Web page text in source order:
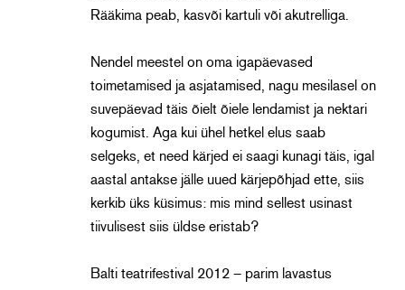
Rääkima peab, kasvõi kartuli või akutrelliga.
Nendel meestel on oma igapäevased
toimetamised ja asjatamised, nagu mesilasel on
suvepäevad täis õielt õiele lendamist ja nektari
kogumist. Aga kui ühel hetkel elus saab
selgeks, et need kärjed ei saagi kunagi täis, igal
aastal antakse jälle uued kärjepõhjad ette, siis
kerkib üks küsimus: mis mind sellest usinast
tiivulisest siis üldse eristab?
Balti teatrifestival 2012 – parim lavastus